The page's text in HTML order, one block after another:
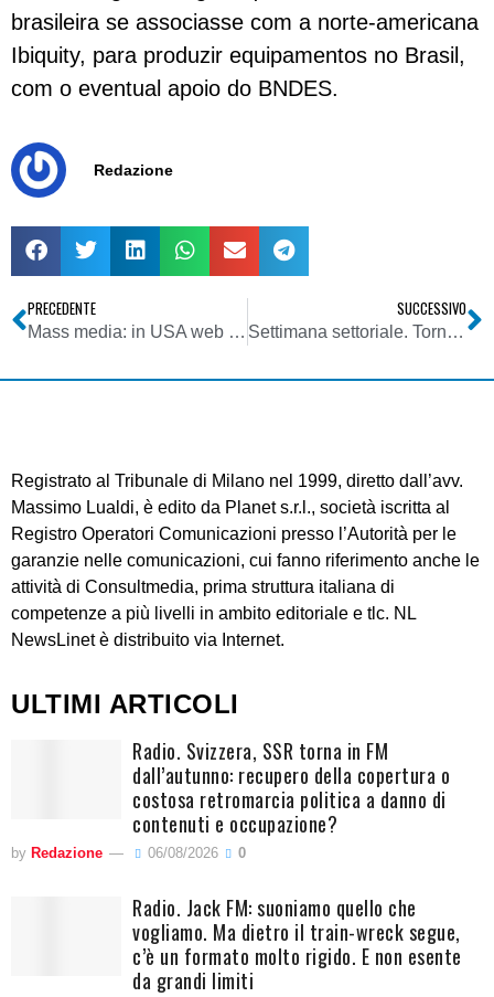
brasileira se associasse com a norte-americana
Ibiquity, para produzir equipamentos no Brasil,
com o eventual apoio do BNDES.
Redazione
PRECEDENTE
Mass media: in USA web al secondo posto dopo tv
SUCCESSIVO
Settimana settoriale. Torna Radio Italia Network in FM ! Audiradio: i diari s’hanno da fare. Tv: Stop a Qoob, meglio sport ed asta capacità residua. Era DVB-T preoccupa locali
Registrato al Tribunale di Milano nel 1999, diretto dall’avv.
Massimo Lualdi, è edito da Planet s.r.l., società iscritta al
Registro Operatori Comunicazioni presso l’Autorità per le
garanzie nelle comunicazioni, cui fanno riferimento anche le
attività di Consultmedia, prima struttura italiana di
competenze a più livelli in ambito editoriale e tlc. NL
NewsLinet è distribuito via Internet.
ULTIMI ARTICOLI
Radio. Svizzera, SSR torna in FM
dall’autunno: recupero della copertura o
costosa retromarcia politica a danno di
contenuti e occupazione?
by Redazione 06/08/2026 0
Radio. Jack FM: suoniamo quello che
vogliamo. Ma dietro il train-wreck segue,
c’è un formato molto rigido. E non esente
da grandi limiti